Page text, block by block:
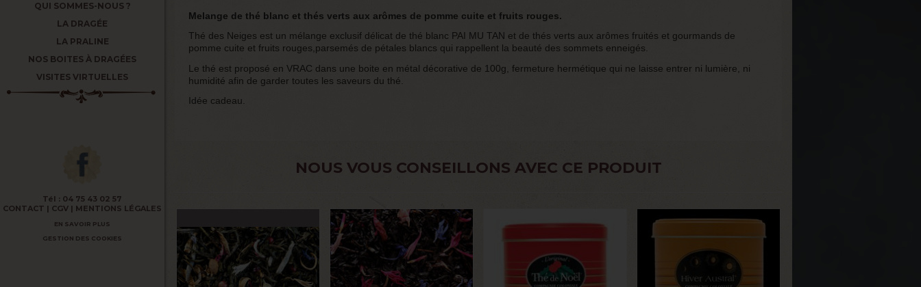
QUI SOMMES-NOUS ?
LA DRAGÉE
LA PRALINE
NOS BOITES À DRAGÉES
VISITES VIRTUELLES
Tél : 04 75 43 02 57
CONTACT
CGV MENTIONS LÉGALES
EN SAVOIR PLUS
GESTION DES COOKIES
Melange de thé blanc et thés verts aux arômes de pomme cuite et fruits rouges.
Thé des Neiges est un mélange exclusif délicat de thé blanc PAI MU TAN et de thés verts aux arômes fruités et gourmands de
pomme cuite et fruits rouges,parsemés de pétales blancs qui rappellent la beauté des sommets enneigés.
Le thé est proposé en VRAC dans une boite en métal décorative de 100g, fermeture hermétique qui ne laisse entrer ni lumière, ni
humidité afin de garder toutes les saveurs du thé.
Idée cadeau.
NOUS VOUS CONSEILLONS AVEC CE PRODUIT